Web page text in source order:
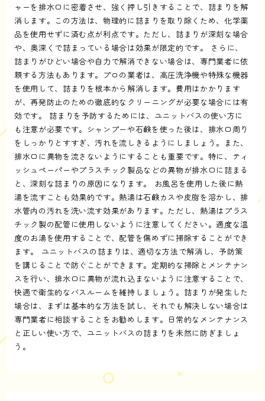
ャーを排水口に密着させ、強く押し引きすることで、詰まりを解
消します。この方法は、物理的に詰まりを取り除くため、化学薬
品を使用せずに済む点が利点です。ただし、詰まりが深刻な場合
や、奥深くで詰まっている場合は効果が限定的です。 さらに、
詰まりがひどい場合や自力で解消できない場合は、専門業者に依
頼する方法もあります。プロの業者は、高圧洗浄機や特殊な機器
を使用して、詰まりを根本から解消します。費用はかかります
が、再発防止のための徹底的なクリーニングが必要な場合には有
効です。 詰まりを予防するためには、ユニットバスの使い方に
も注意が必要です。シャンプーや石鹸を使った後は、排水口周り
をしっかりとすすぎ、汚れを流しきるようにしましょう。また、
排水口に異物を流さないようにすることも重要です。特に、ティ
ッシュペーパーやプラスチック製品などの異物が排水口に詰まる
と、深刻な詰まりの原因になります。 お風呂を使用した後に熱
湯を流すことも効果的です。熱湯は石鹸カスや皮脂を溶かし、排
水管内の汚れを洗い流す効果があります。ただし、熱湯はプラス
チック製の配管に使用しないように注意してください。適度な温
度のお湯を使用することで、配管を傷めずに掃除することができ
ます。 ユニットバスの詰まりは、適切な方法で解消し、予防策
を講じることで防ぐことができます。定期的な掃除とメンテナン
スを行い、排水口に異物が流れ込まないように注意することで、
快適で衛生的なバスルームを維持しましょう。詰まりが発生した
場合は、まずは基本的な方法を試し、それでも解決しない場合は
専門業者に相談することをお勧めします。日常的なメンテナンス
と正しい使い方で、ユニットバスの詰まりを未然に防ぎましょ
う。